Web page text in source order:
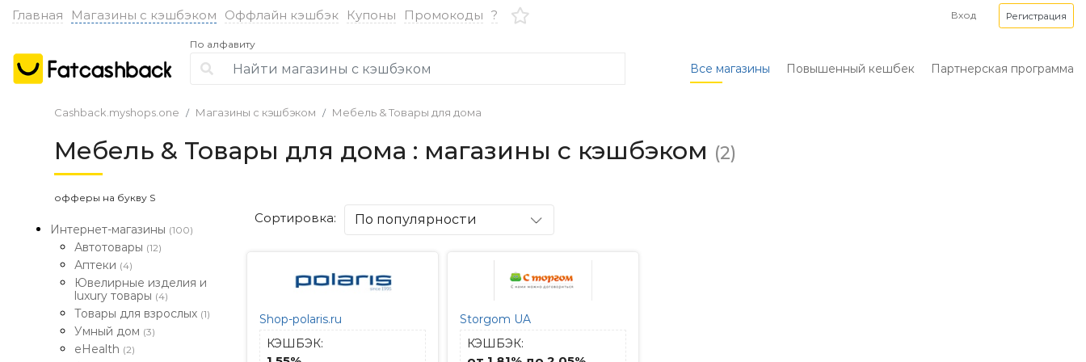
Главная Магазины с кэшбэком Оффлайн кэшбэк Купоны Промокоды ? Вход Регистрация
По алфавиту
Все магазины Повышенный кешбек Партнерская программа
Cashback.myshops.one Магазины с кэшбэком Мебель & Товары для дома
Мебель & Товары для дома : магазины с кэшбэком (2)
офферы на букву S
Интернет-магазины (100)
Автотовары (12)
Аптеки (4)
Ювелирные изделия и
luxury товары (4)
Товары для взрослых (1)
Умный дом (3)
eHealth (2)
Сортировка: По популярности
Shop-polaris.ru
КЭШБЭК:
Storgom UA
КЭШБЭК: